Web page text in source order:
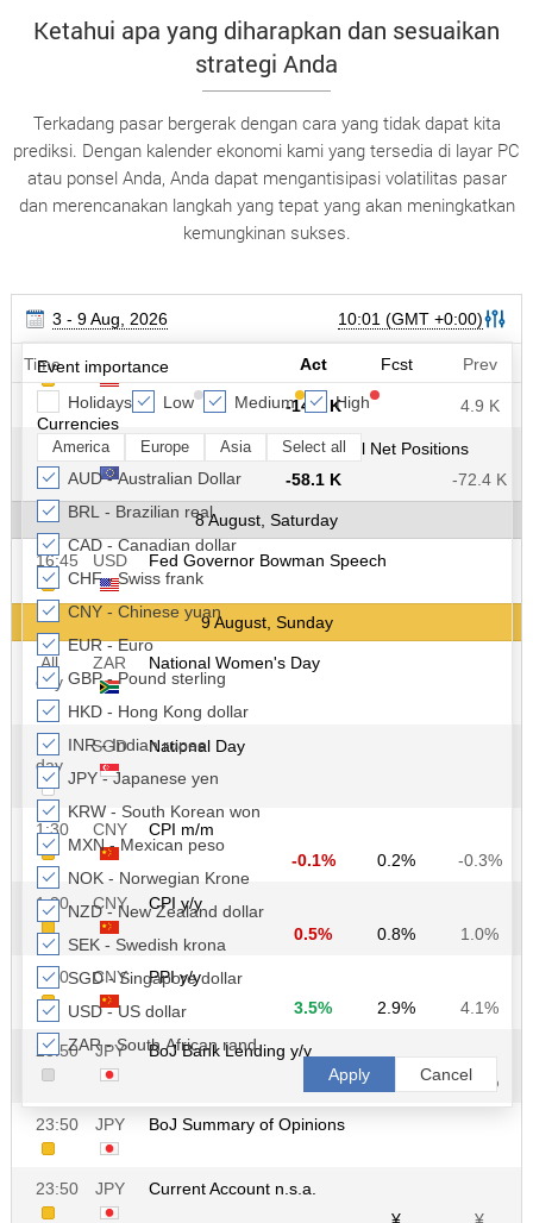
Ketahui apa yang diharapkan dan sesuaikan
strategi Anda
Terkadang pasar bergerak dengan cara yang tidak dapat kita
prediksi. Dengan kalender ekonomi kami yang tersedia di layar PC
atau ponsel Anda, Anda dapat mengantisipasi volatilitas pasar
dan merencanakan langkah yang tepat yang akan meningkatkan
kemungkinan sukses.